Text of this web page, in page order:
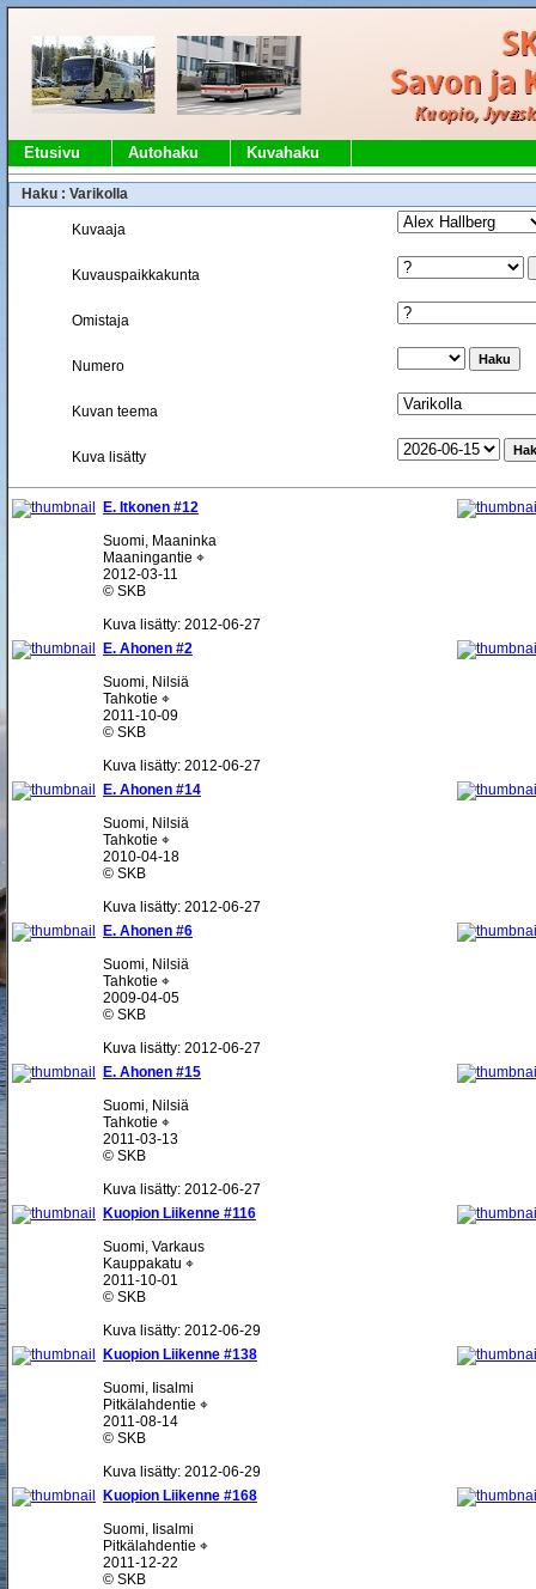
Etusivu Autohaku Kuvahaku
Haku : Varikolla
Kuvaaja
Kuvauspaikkakunta
Omistaja
Numero
Kuvan teema
Kuva lisätty
E. Itkonen #12
Suomi, Maaninka
Maaningantie ⌖
2012-03-11
© SKB
Kuva lisätty: 2012-06-27
E. Ahonen #2
Suomi, Nilsiä
Tahkotie ⌖
2011-10-09
© SKB
Kuva lisätty: 2012-06-27
E. Ahonen #14
Suomi, Nilsiä
Tahkotie ⌖
2010-04-18
© SKB
Kuva lisätty: 2012-06-27
E. Ahonen #6
Suomi, Nilsiä
Tahkotie ⌖
2009-04-05
© SKB
Kuva lisätty: 2012-06-27
E. Ahonen #15
Suomi, Nilsiä
Tahkotie ⌖
2011-03-13
© SKB
Kuva lisätty: 2012-06-27
Kuopion Liikenne #116
Suomi, Varkaus
Kauppakatu ⌖
2011-10-01
© SKB
Kuva lisätty: 2012-06-29
Kuopion Liikenne #138
Suomi, Iisalmi
Pitkälahdentie ⌖
2011-08-14
© SKB
Kuva lisätty: 2012-06-29
Kuopion Liikenne #168
Suomi, Iisalmi
Pitkälahdentie ⌖
2011-12-22
© SKB